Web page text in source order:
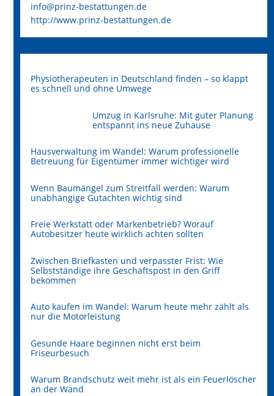
info@prinz-bestattungen.de
http://www.prinz-bestattungen.de
Physiotherapeuten in Deutschland finden – so klappt
es schnell und ohne Umwege
Umzug in Karlsruhe: Mit guter Planung
entspannt ins neue Zuhause
Hausverwaltung im Wandel: Warum professionelle
Betreuung für Eigentümer immer wichtiger wird
Wenn Baumängel zum Streitfall werden: Warum
unabhängige Gutachten wichtig sind
Freie Werkstatt oder Markenbetrieb? Worauf
Autobesitzer heute wirklich achten sollten
Zwischen Briefkasten und verpasster Frist: Wie
Selbstständige ihre Geschäftspost in den Griff
bekommen
Auto kaufen im Wandel: Warum heute mehr zählt als
nur die Motorleistung
Gesunde Haare beginnen nicht erst beim
Friseurbesuch
Warum Brandschutz weit mehr ist als ein Feuerlöscher
an der Wand